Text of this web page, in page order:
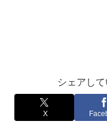
シェアし
X